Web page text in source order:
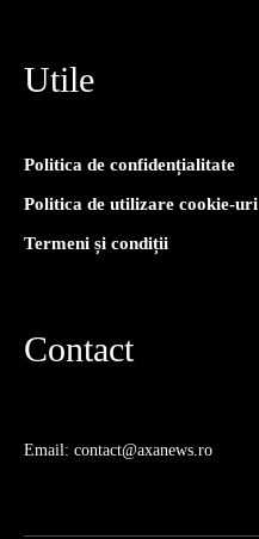
Utile
Politica de confidențialitate
Politica de utilizare cookie-uri
Termeni și condiții
Contact
Email: contact@axanews.ro